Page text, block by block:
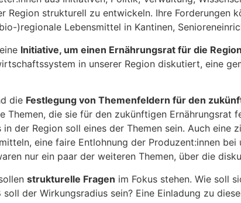
Region strukturell zu entwickeln. Ihre Forderungen
)regionale Lebensmittel in Kantinen,
Initiative, um einen Ernährungsrat für die
in unserer Region diskutiert, eine
die Festlegung von Themenfeldern für den
Themen, die sie für den zukünftigen
in der Region soll eines der Themen sein. Auch
eine faire Entlohnung der Produzent:innen
nur ein paar der weiteren Themen, über die
strukturelle Fragen im Fokus stehen. Wie soll
der Wirkungsradius sein? Eine Einladung zu